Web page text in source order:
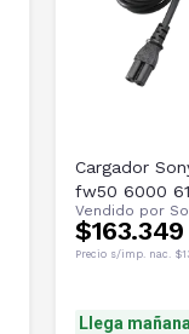
Cargador
fw50 6000
Vendido por
$163.349
Precio s/imp. nac.
Llega mañana